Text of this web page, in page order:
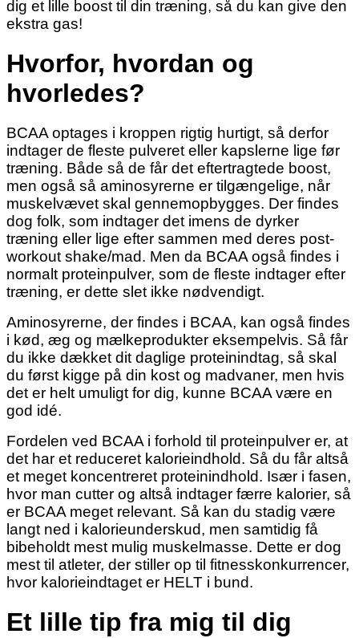
dig et lille boost til din træning, så du kan give den
ekstra gas!
Hvorfor, hvordan og
hvorledes?
BCAA optages i kroppen rigtig hurtigt, så derfor
indtager de fleste pulveret eller kapslerne lige før
træning. Både så de får det eftertragtede boost,
men også så aminosyrerne er tilgængelige, når
muskelvævet skal gennemopbygges. Der findes
dog folk, som indtager det imens de dyrker
træning eller lige efter sammen med deres post-
workout shake/mad. Men da BCAA også findes i
normalt proteinpulver, som de fleste indtager efter
træning, er dette slet ikke nødvendigt.
Aminosyrerne, der findes i BCAA, kan også findes
i kød, æg og mælkeprodukter eksempelvis. Så får
du ikke dækket dit daglige proteinindtag, så skal
du først kigge på din kost og madvaner, men hvis
det er helt umuligt for dig, kunne BCAA være en
god idé.
Fordelen ved BCAA i forhold til proteinpulver er, at
det har et reduceret kalorieindhold. Så du får altså
et meget koncentreret proteinindhold. Især i fasen,
hvor man cutter og altså indtager færre kalorier, så
er BCAA meget relevant. Så kan du stadig være
langt ned i kalorieunderskud, men samtidig få
bibeholdt mest mulig muskelmasse. Dette er dog
mest til atleter, der stiller op til fitnesskonkurrencer,
hvor kalorieindtaget er HELT i bund.
Et lille tip fra mig til dig